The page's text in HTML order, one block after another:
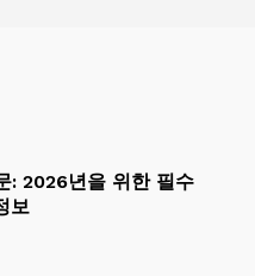
: 2026년을 위한 필수
보